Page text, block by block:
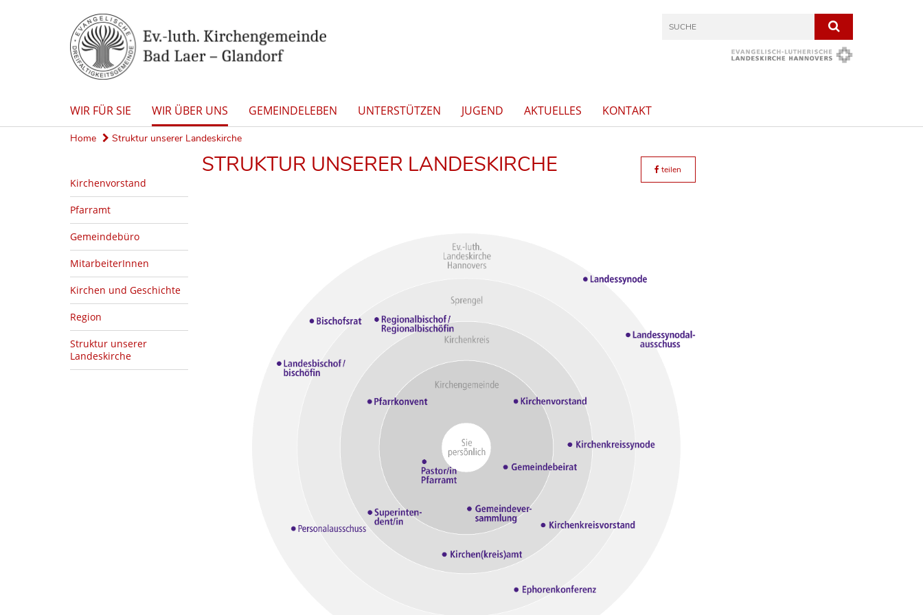
WIR FÜR SIE WIR ÜBER UNS GEMEINDELEBEN UNTERSTÜTZEN JUGEND AKTUELLES KONTAKT
Home Struktur unserer Landeskirche
Kirchenvorstand
Pfarramt
Gemeindebüro
MitarbeiterInnen
Kirchen und Geschichte
Region
Struktur unserer
Landeskirche
STRUKTUR UNSERER LANDESKIRCHE teilen